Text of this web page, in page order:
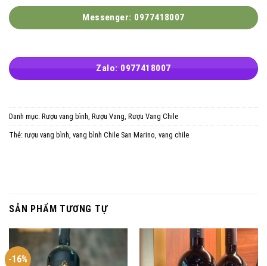
Messenger: 0977418007
Zalo: 0977418007
Danh mục: Rượu vang bình, Rượu Vang, Rượu Vang Chile
Thẻ: rượu vang bình, vang bình Chile San Marino, vang chile
SẢN PHẨM TƯƠNG TỰ
-16%